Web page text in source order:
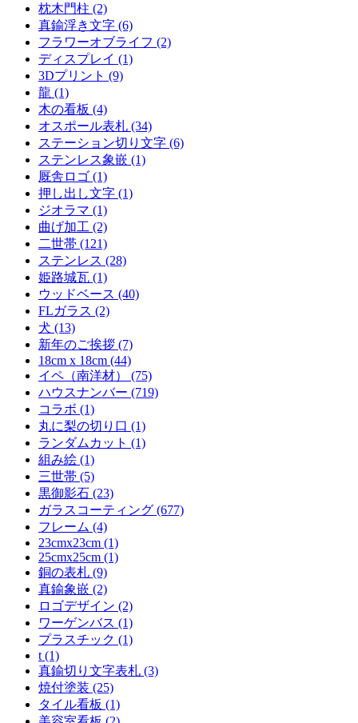
枕木門柱 (2)
真鍮浮き文字 (6)
フラワーオブライフ (2)
ディスプレイ (1)
3Dプリント (9)
龍 (1)
木の看板 (4)
オスポール表札 (34)
ステーション切り文字 (6)
ステンレス象嵌 (1)
厩舎ロゴ (1)
押し出し文字 (1)
ジオラマ (1)
曲げ加工 (2)
二世帯 (121)
ステンレス (28)
姫路城瓦 (1)
ウッドベース (40)
FLガラス (2)
犬 (13)
新年のご挨拶 (7)
18cm x 18cm (44)
イペ（南洋材） (75)
ハウスナンバー (719)
コラボ (1)
丸に梨の切り口 (1)
ランダムカット (1)
組み絵 (1)
三世帯 (5)
黒御影石 (23)
ガラスコーティング (677)
フレーム (4)
23cmx23cm (1)
25cmx25cm (1)
銅の表札 (9)
真鍮象嵌 (2)
ロゴデザイン (2)
ワーゲンバス (1)
プラスチック (1)
t (1)
真鍮切り文字表札 (3)
焼付塗装 (25)
タイル看板 (1)